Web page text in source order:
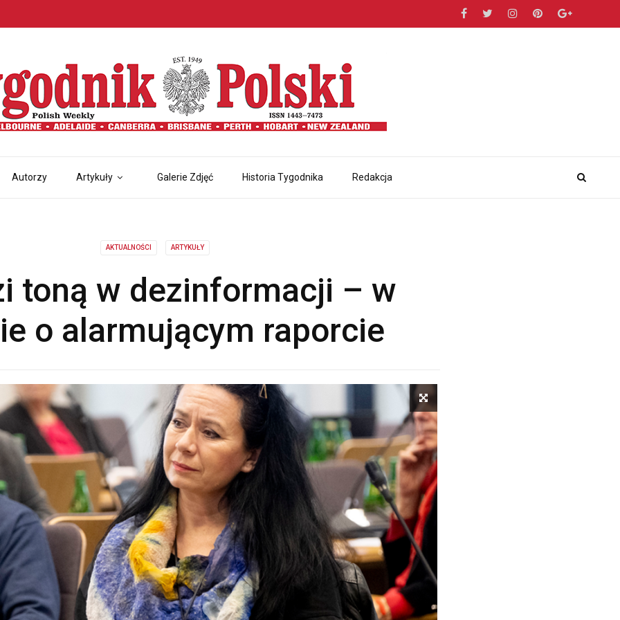
Autorzy Artykuły Galerie Zdjęć Historia Tygodnika Redakcja
AKTUALNOŚCI ARTYKUŁY
toną w dezinformacji – w
o alarmującym raporcie